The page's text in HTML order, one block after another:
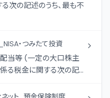
次の記述のうち、最も不
・つみたて投資
当等 (一定の大口株主
る税金に関する次の記
課税制度)により投資収